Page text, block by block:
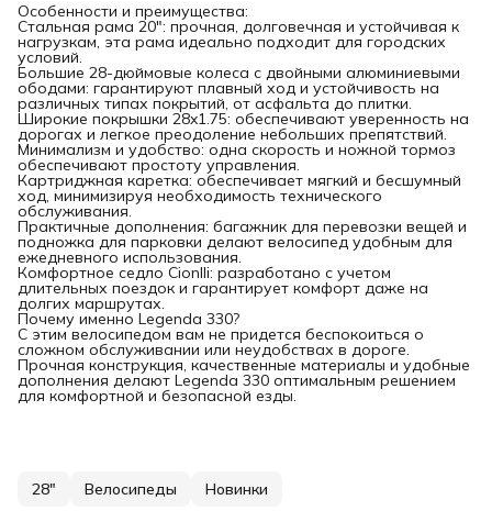
Особенности и преимущества:
Стальная рама 20": прочная, долговечная и устойчивая к
нагрузкам, эта рама идеально подходит для городских
условий.
Большие 28-дюймовые колеса с двойными алюминиевыми
ободами: гарантируют плавный ход и устойчивость на
различных типах покрытий, от асфальта до плитки.
Широкие покрышки 28x1.75: обеспечивают уверенность на
дорогах и легкое преодоление небольших препятствий.
Минимализм и удобство: одна скорость и ножной тормоз
обеспечивают простоту управления.
Картриджная каретка: обеспечивает мягкий и бесшумный
ход, минимизируя необходимость технического
обслуживания.
Практичные дополнения: багажник для перевозки вещей и
подножка для парковки делают велосипед удобным для
ежедневного использования.
Комфортное седло Cionlli: разработано с учетом
длительных поездок и гарантирует комфорт даже на
долгих маршрутах.
Почему именно Legenda 330?
С этим велосипедом вам не придется беспокоиться о
сложном обслуживании или неудобствах в дороге.
Прочная конструкция, качественные материалы и удобные
дополнения делают Legenda 330 оптимальным решением
для комфортной и безопасной езды.
28" Велосипеды Новинки